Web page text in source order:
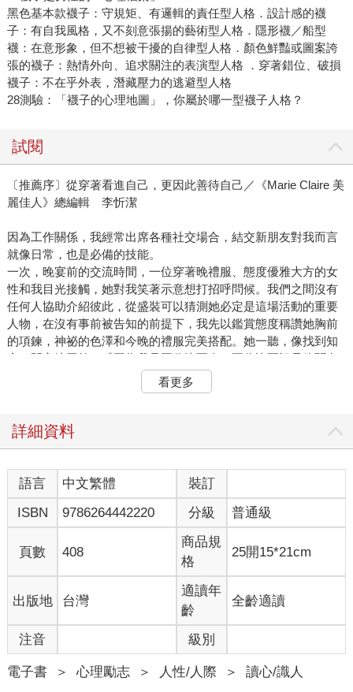
黑色基本款襪子：守規矩、有邏輯的責任型人格．設計感的襪
子：有自我風格，又不刻意張揚的藝術型人格．隱形襪／船型
襪：在意形象，但不想被干擾的自律型人格．顏色鮮豔或圖案誇
張的襪子：熱情外向、追求關注的表演型人格 ．穿著錯位、破損
襪子：不在乎外表，潛藏壓力的逃避型人格
28測驗：「襪子的心理地圖」，你屬於哪一型襪子人格？
試閱
〔推薦序〕從穿著看進自己，更因此善待自己／《Marie Claire 美
麗佳人》總編輯 李忻潔
因為工作關係，我經常出席各種社交場合，結交新朋友對我而言
就像日常，也是必備的技能。
一次，晚宴前的交流時間，一位穿著晚禮服、態度優雅大方的女
性和我目光接觸，她對我笑著示意想打招呼問候。我們之間沒有
任何人協助介紹彼此，從盛裝可以猜測她必定是這場活動的重要
人物，在沒有事前被告知的前提下，我先以鑑賞態度稱讚她胸前
的項鍊，神祕的色澤和今晚的禮服完美搭配。她一聽，像找到知
音，開心地回答：「因為我是哥倫比亞人，哥倫比亞祖母綠聞名
全球，如今我長年待在亞洲，才開始收藏祖母綠來緩解思鄉之
情。」很快地，我們便聊起哥倫比亞的熱門景點來開啟話題。
數場合因為對方害羞，不知如何接受讚美而結束對話，萃芬這本
心理特質，設定互動策略，由此得以訓練平日的敏銳度、觀察力
和邏輯思考力。她設計的「S.P.E.E.D快速洞察人心」模式，其概
念與步驟簡單清晰易懂，更適合做個人自我覺察。此次接到邀請
為新書寫序，閱讀後，我先從觀察自己出發，刻意地從每天穿著
的選擇分析自己當天的情緒、能量與期待，更藉此了解內在需
求，像是一種對話儀式，具有安定的力量。
書中以我們都熟悉的名人為例，他們在成長過程中，歷經社會期
待與自我身分認同的各種心境轉折，我頗有同感，衣著透露了我
們的心理狀態，也反映出我們的價值觀。尤其她在文末規劃了
「自我提問」非常實用，其中一篇她問到：「最近一次穿得很像
自己是什麼時候？」她想問的是，我們在日常的穿著中，是否是
為了討好誰？或想隱藏什麼？若沒有萃芬打造這場私密又安全的
看更多
詳細資料
語言 中文繁體
裝訂
ISBN
9786264442220 分級 普通級
頁數 408
商品規
格
25開15*21cm
出版地 台灣
適讀年
齡
全齡適讀
注音 級別
電子書 ＞ 心理勵志 ＞ 人性/人際 ＞ 讀心/識人